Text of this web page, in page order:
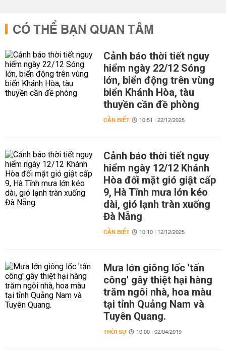
CÓ THỂ BẠN QUAN TÂM
Cảnh báo thời tiết nguy
hiểm ngày 22/12 Sóng
lớn, biển động trên vùng
biển Khánh Hòa, tàu
thuyền cần đề phòng
CẦN BIẾT 10:51 | 22/12/2025
Cảnh báo thời tiết nguy
hiểm ngày 12/12 Khánh
Hòa đối mặt gió giật cấp
9, Hà Tĩnh mưa lớn kéo
dài, gió lạnh tràn xuống
Đà Nẵng
CẦN BIẾT 10:10 | 12/12/2025
Mưa lớn giông lốc 'tấn
công' gây thiệt hại hàng
trăm ngôi nhà, hoa màu
tại tỉnh Quảng Nam và
Tuyên Quang.
THỜI SỰ 10:00 | 02/04/2019